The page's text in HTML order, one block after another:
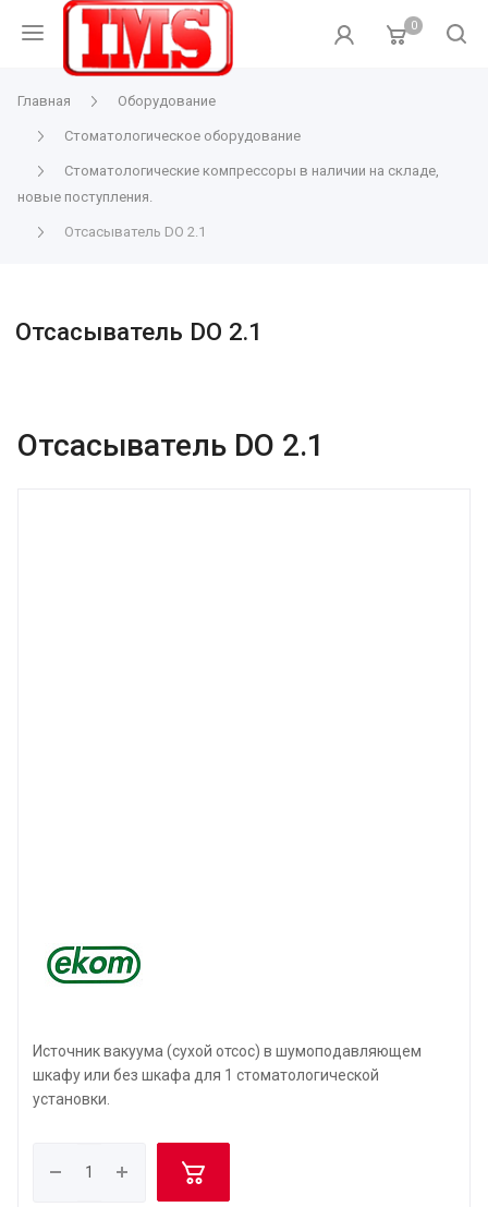
0
Главная Оборудование
Стоматологическое оборудование
Стоматологические компрессоры в наличии на складе,
новые поступления.
Отсасыватель DO 2.1
Отсасыватель DO 2.1
Отсасыватель DO 2.1
Источник вакуума (сухой отсос) в шумоподавляющем
шкафу или без шкафа для 1 стоматологической
установки.